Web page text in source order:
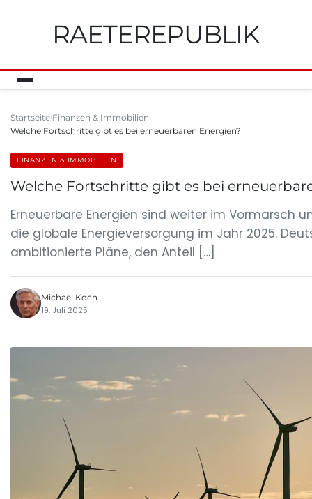
RAETEREPUBLIK
Startseite Finanzen & Immobilien
Welche Fortschritte gibt es bei erneuerbaren Energien?
FINANZEN & IMMOBILIEN
Welche Fortschritte gibt es bei
Erneuerbare Energien sind weiter im Vormarsch
die globale Energieversorgung im Jahr 2025.
ambitionierte Pläne, den Anteil […]
Michael Koch
19. Juli 2025